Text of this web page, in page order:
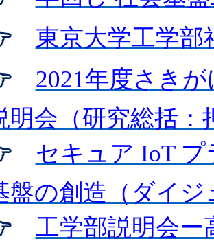
東京大学工学部
2021年度さき
明会（研究総括：
セキュア IoT プ
盤の創造（ダイジ
工学部説明会